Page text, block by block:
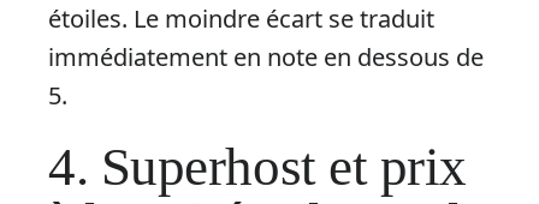
étoiles. Le moindre écart se traduit
immédiatement en note en dessous de
5.
4. Superhost et prix